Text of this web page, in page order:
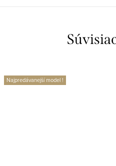
Najpredávanejší model !